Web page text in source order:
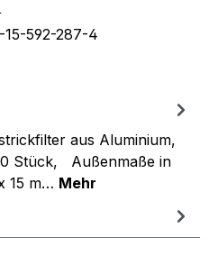
15-592-287-4
aus Aluminium,
Stück, Außenmaße in
15 m… Mehr